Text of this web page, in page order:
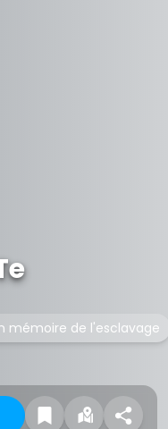
mémoire de l'esclavage